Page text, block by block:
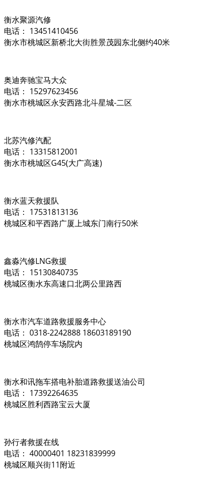
衡水聚源汽修
电话： 13451410456
衡水市桃城区新桥北大街胜景茂园东北侧约40米
奥迪奔驰宝马大众
电话： 15297623456
衡水市桃城区永安西路北斗星城-二区
北苏汽修汽配
电话： 13315812001
衡水市桃城区G45(大广高速)
衡水蓝天救援队
电话： 17531813136
桃城区和平西路广厦上城东门南行50米
鑫淼汽修LNG救援
电话： 15130840735
桃城区衡水东高速口北两公里路西
衡水市汽车道路救援服务中心
电话： 0318-2242888 18603189190
桃城区鸿鹄停车场院内
衡水和讯拖车搭电补胎道路救援送油公司
电话： 17392264635
桃城区胜利西路宝云大厦
孙行者救援在线
电话： 40000401 18231839999
桃城区顺兴街11附近